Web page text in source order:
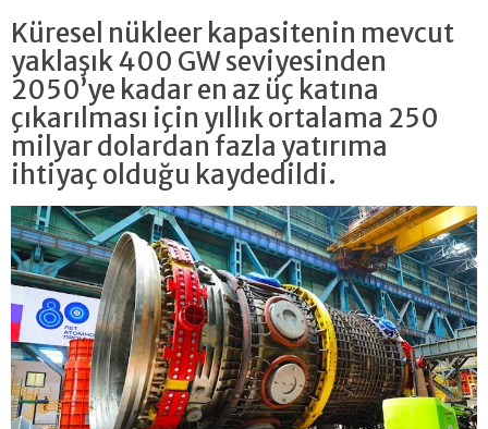
Küresel nükleer kapasitenin mevcut
yaklaşık 400 GW seviyesinden
2050’ye kadar en az üç katına
çıkarılması için yıllık ortalama 250
milyar dolardan fazla yatırıma
ihtiyaç olduğu kaydedildi.